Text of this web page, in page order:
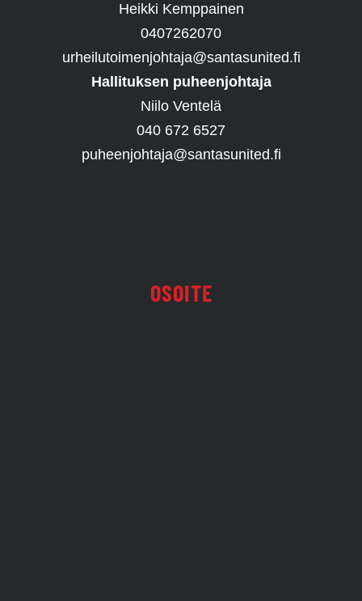
Heikki Kemppainen
0407262070
urheilutoimenjohtaja@santasunited.fi
Hallituksen puheenjohtaja
Niilo Ventelä
040 672 6527
puheenjohtaja@santasunited.fi
OSOITE